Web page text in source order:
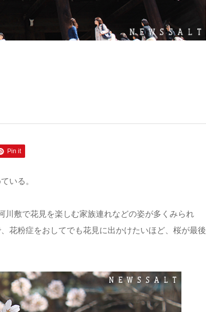
Pin it
いる。
敷で花見を楽しむ家族連れなどの姿が多くみられ
花粉症をおしてでも花見に出かけたいほど、桜が最後